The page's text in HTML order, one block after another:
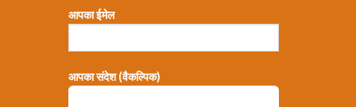
आपका ईमेल
आपका संदेश (वैकल्पिक)